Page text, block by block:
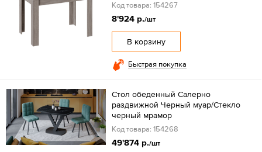
Код товара: 154267
8'924 р./шт
В корзину
Быстрая покупка
Стол обеденный Салерно
раздвижной Черный муар/Стекло
черный мрамор
Код товара: 154268
49'874 р./шт